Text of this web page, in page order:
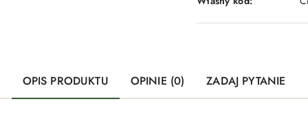
OPIS PRODUKTU OPINIE (0) ZADAJ PYTANIE